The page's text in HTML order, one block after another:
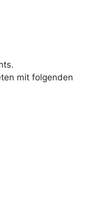
mit folgenden